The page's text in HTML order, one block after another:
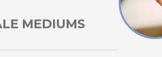
MEDIUMS